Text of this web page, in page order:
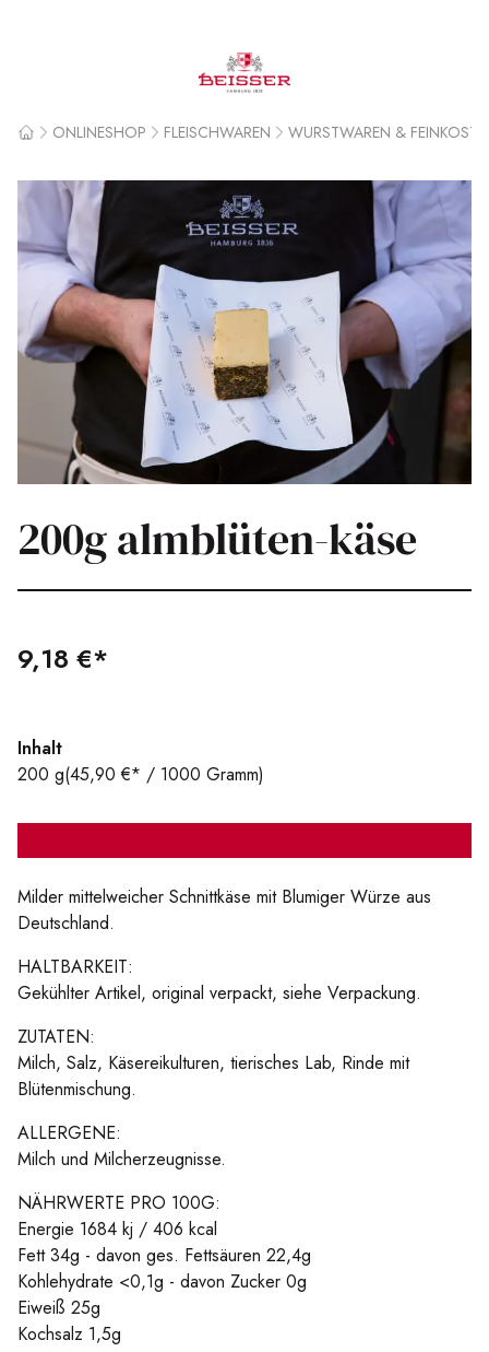
Beisser
ONLINESHOP FLEISCHWAREN WURSTWAREN & FEINKOST
200g almblüten-käse
9,18 €*
Inhalt
200 g(45,90 €* / 1000 Gramm)
Milder mittelweicher Schnittkäse mit Blumiger Würze aus
Deutschland.
HALTBARKEIT:
Gekühlter Artikel, original verpackt, siehe Verpackung.
ZUTATEN:
Milch, Salz, Käsereikulturen, tierisches Lab, Rinde mit
Blütenmischung.
ALLERGENE:
Milch und Milcherzeugnisse.
NÄHRWERTE PRO 100G:
Energie 1684 kj / 406 kcal
Fett 34g - davon ges. Fettsäuren 22,4g
Kohlehydrate <0,1g - davon Zucker 0g
Eiweiß 25g
Kochsalz 1,5g